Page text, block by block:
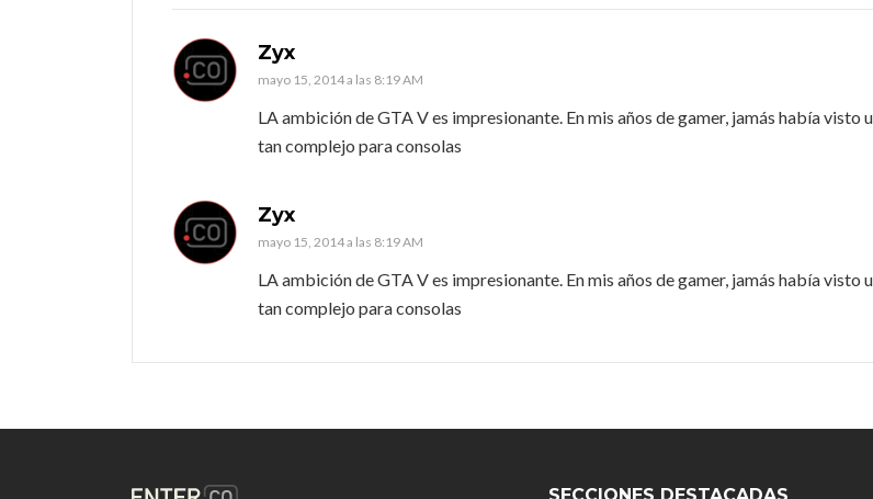
Zyx
mayo 15, 2014 a las 8:19 AM
LA ambición de GTA V es impresionante. En mis años de gamer, jamás había visto
tan complejo para consolas
Zyx
mayo 15, 2014 a las 8:19 AM
LA ambición de GTA V es impresionante. En mis años de gamer, jamás había visto
tan complejo para consolas